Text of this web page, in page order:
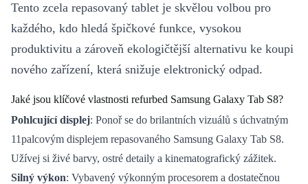
Tento zcela repasovaný tablet je skvělou volbou pro
každého, kdo hledá špičkové funkce, vysokou
produktivitu a zároveň ekologičtější alternativu ke koupi
nového zařízení, která snižuje elektronický odpad.
Jaké jsou klíčové vlastnosti refurbed Samsung Galaxy Tab S8?
Pohlcující displej: Ponoř se do brilantních vizuálů s úchvatným
11palcovým displejem repasovaného Samsung Galaxy Tab S8.
Užívej si živé barvy, ostré detaily a kinematografický zážitek.
Silný výkon: Vybavený výkonným procesorem a dostatečnou